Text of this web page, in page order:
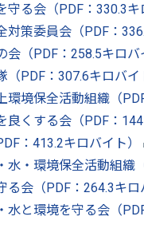
守る会（PDF：330.3キ
対策委員会（PDF：
会（PDF：258.5キロバ
（PDF：307.6キロバイ
環境保全活動組織（
良くする会（PDF：
：413.2キロバイト）
水・環境保全活動組織
る会（PDF：264.3キロ
水と環境を守る会（